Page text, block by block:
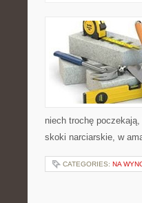
niech trochę
skoki narciarskie, w
CATEGORIES: NA